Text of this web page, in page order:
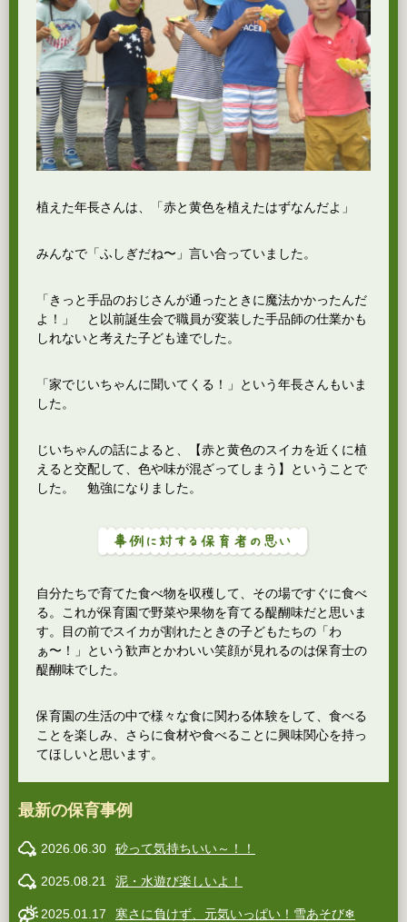
植えた年長さんは、「赤と黄色を植えたはずなんだよ」
みんなで「ふしぎだね〜」言い合っていました。
「きっと手品のおじさんが通ったときに魔法かかったんだ
よ！」 と以前誕生会で職員が変装した手品師の仕業かも
しれないと考えた子ども達でした。
「家でじいちゃんに聞いてくる！」という年長さんもいま
した。
じいちゃんの話によると、【赤と黄色のスイカを近くに植
えると交配して、色や味が混ざってしまう】ということで
した。 勉強になりました。
自分たちで育てた食べ物を収穫して、その場ですぐに食べ
る。これが保育園で野菜や果物を育てる醍醐味だと思いま
す。目の前でスイカが割れたときの子どもたちの「わ
ぁ〜！」という歓声とかわいい笑顔が見れるのは保育士の
醍醐味でした。
保育園の生活の中で様々な食に関わる体験をして、食べる
ことを楽しみ、さらに食材や食べることに興味関心を持っ
てほしいと思います。
最新の保育事例
2026.06.30 砂って気持ちいい～！！
2025.08.21 泥・水遊び楽しいよ！
2025.01.17 寒さに負けず、元気いっぱい！雪あそび❄